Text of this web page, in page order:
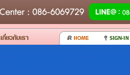
: 086-6069729